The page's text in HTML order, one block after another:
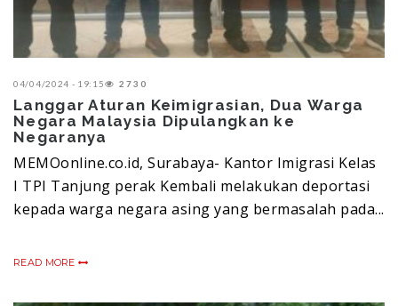
04/04/2024 - 19:15 2730
Langgar Aturan Keimigrasian, Dua Warga
Negara Malaysia Dipulangkan ke
Negaranya
MEMOonline.co.id, Surabaya- Kantor Imigrasi Kelas
I TPI Tanjung perak Kembali melakukan deportasi
kepada warga negara asing yang bermasalah pada...
READ MORE